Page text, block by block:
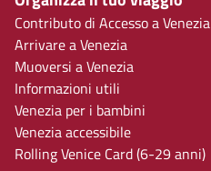
Contributo di Accesso a Venezia
Arrivare a Venezia
Muoversi a Venezia
Informazioni utili
Venezia per i bambini
Venezia accessibile
Rolling Venice Card (6-29 anni)